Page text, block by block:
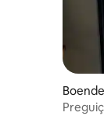
Boende